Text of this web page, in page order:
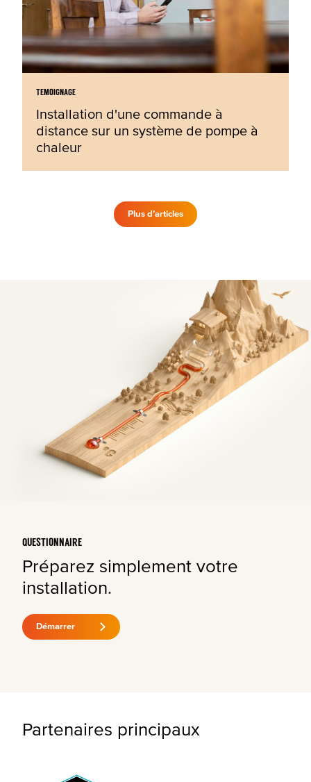
TEMOIGNAGE
Installation d'une commande à
distance sur un système de pompe à
chaleur
Plus d’articles
QUESTIONNAIRE
Préparez simplement votre
installation.
Démarrer
Partenaires principaux